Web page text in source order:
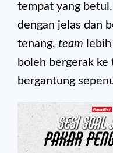
tempat yang
dengan jelas dan
tenang, team
boleh bergerak
bergantung